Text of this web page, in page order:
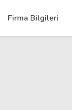
Firma Bilgileri